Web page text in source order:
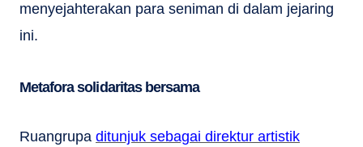
menyejahterakan para seniman di dalam jejaring
ini.
Metafora solidaritas bersama
Ruangrupa ditunjuk sebagai direktur artistik